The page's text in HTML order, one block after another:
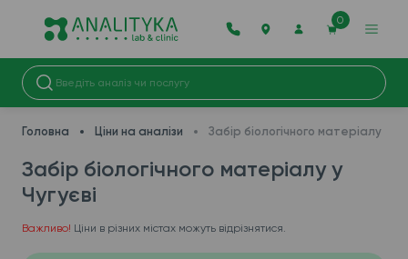
0
Головна Ціни на аналізи Забір біологічного матеріалу
Забір біологічного матеріалу у
Чугуєві
Важливо! Ціни в різних містах можуть відрізнятися.